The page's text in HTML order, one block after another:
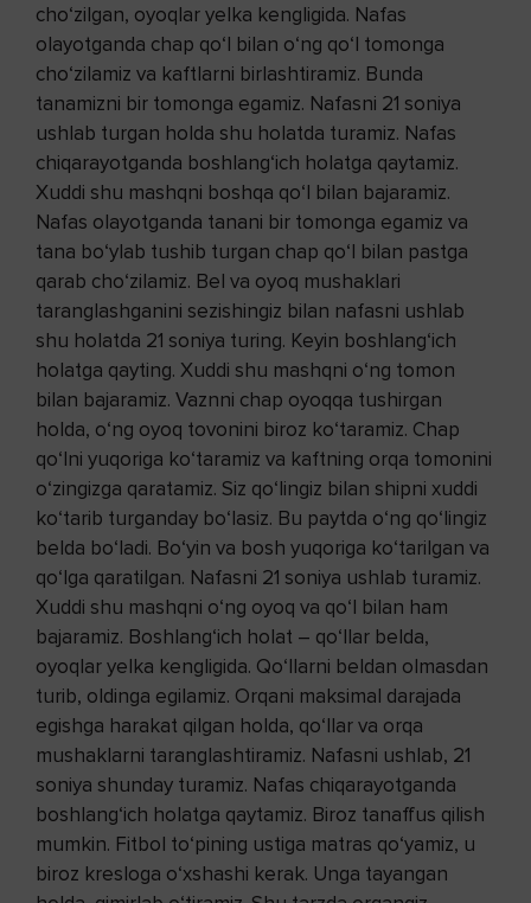
cho‘zilgan, oyoqlar yelka kengligida. Nafas
olayotganda chap qo‘l bilan o‘ng qo‘l tomonga
cho‘zilamiz va kaftlarni birlashtiramiz. Bunda
tanamizni bir tomonga egamiz. Nafasni 21 soniya
ushlab turgan holda shu holatda turamiz. Nafas
chiqarayotganda boshlang‘ich holatga qaytamiz.
Xuddi shu mashqni boshqa qo‘l bilan bajaramiz.
Nafas olayotganda tanani bir tomonga egamiz va
tana bo‘ylab tushib turgan chap qo‘l bilan pastga
qarab cho‘zilamiz. Bel va oyoq mushaklari
taranglashganini sezishingiz bilan nafasni ushlab
shu holatda 21 soniya turing. Keyin boshlang‘ich
holatga qayting. Xuddi shu mashqni o‘ng tomon
bilan bajaramiz. Vaznni chap oyoqqa tushirgan
holda, o‘ng oyoq tovonini biroz ko‘taramiz. Chap
qo‘lni yuqoriga ko‘taramiz va kaftning orqa tomonini
o‘zingizga qaratamiz. Siz qo‘lingiz bilan shipni xuddi
ko‘tarib turganday bo‘lasiz. Bu paytda o‘ng qo‘lingiz
belda bo‘ladi. Bo‘yin va bosh yuqoriga ko‘tarilgan va
qo‘lga qaratilgan. Nafasni 21 soniya ushlab turamiz.
Xuddi shu mashqni o‘ng oyoq va qo‘l bilan ham
bajaramiz. Boshlang‘ich holat – qo‘llar belda,
oyoqlar yelka kengligida. Qo‘llarni beldan olmasdan
turib, oldinga egilamiz. Orqani maksimal darajada
egishga harakat qilgan holda, qo‘llar va orqa
mushaklarni taranglashtiramiz. Nafasni ushlab, 21
soniya shunday turamiz. Nafas chiqarayotganda
boshlang‘ich holatga qaytamiz. Biroz tanaffus qilish
mumkin. Fitbol to‘pining ustiga matras qo‘yamiz, u
biroz kresloga o‘xshashi kerak. Unga tayangan